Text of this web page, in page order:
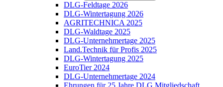
DLG-Feldtage 2026
DLG-Wintertagung 2026
AGRITECHNICA 2025
DLG-Waldtage 2025
DLG-Unternehmertage 2025
Land.Technik für Profis 2025
DLG-Wintertagung 2025
EuroTier 2024
DLG-Unternehmertage 2024